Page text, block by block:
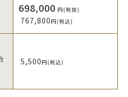
698,000 円(税抜)
767,800円(税込)
5,500円(税込)